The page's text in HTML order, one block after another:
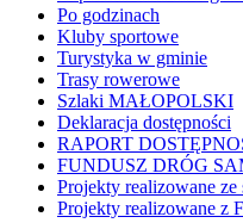
Po godzinach
Kluby sportowe
Turystyka w gminie
Trasy rowerowe
Szlaki MAŁOPOLSKI
Deklaracja dostępności
RAPORT
FUNDUSZ DRÓG
Projekty realizowane
Projekty realizowane z